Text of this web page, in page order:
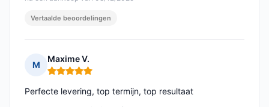
Vertaalde beoordelingen
M
Maxime V.
Opmerking: 5 van 5
Perfecte levering, top termijn, top resultaat